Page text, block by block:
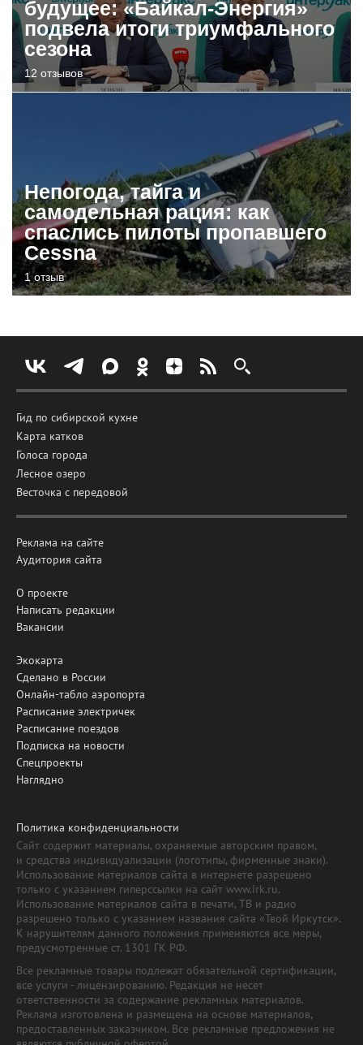
будущее: «Байкал-Энергия»
подвела итоги триумфального
сезона
12 отзывов
Непогода, тайга и
самодельная рация: как
спаслись пилоты пропавшего
Cessna
1 отзыв
Гид по сибирской кухне
Карта катков
Голоса города
Лесное озеро
Весточка с передовой
Реклама на сайте
Аудитория сайта
О проекте
Написать редакции
Вакансии
Экокарта
Сделано в России
Онлайн-табло аэропорта
Расписание электричек
Расписание поездов
Подписка на новости
Спецпроекты
Наглядно
Политика конфиденциальности
Сайт содержит материалы, охраняемые авторским правом,
и средства индивидуализации (логотипы, фирменные знаки).
Использование материалов сайта в интернете разрешено
только с указанием гиперссылки на сайт www.irk.ru.
Использование материалов сайта в печати, ТВ и радио
разрешено только с указанием названия сайта «Твой Иркутск».
К нарушителям данного положения применяются все меры,
предусмотренные ст. 1301 ГК РФ.
Все рекламные товары подлежат обязательной сертификации,
все услуги - лицензированию. Редакция не несет
ответственности за содержание рекламных материалов.
Реклама изготовлена и размещена на основе материалов,
предоставленных заказчиком. Все рекламные предложения не